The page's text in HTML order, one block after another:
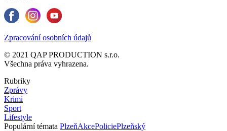
Zpracování osobních údajů
© 2021 QAP PRODUCTION s.r.o.
Všechna práva vyhrazena.
Rubriky
Zprávy
Krimi
Sport
Lifestyle
Populární témata PlzeňAkcePoliciePlzeňský